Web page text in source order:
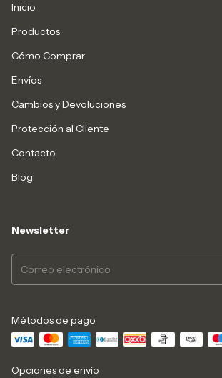
Inicio
Productos
Cómo Comprar
Envíos
Cambios y Devoluciones
Protección al Cliente
Contacto
Blog
Newsletter
Métodos de pago
Opciones de envío